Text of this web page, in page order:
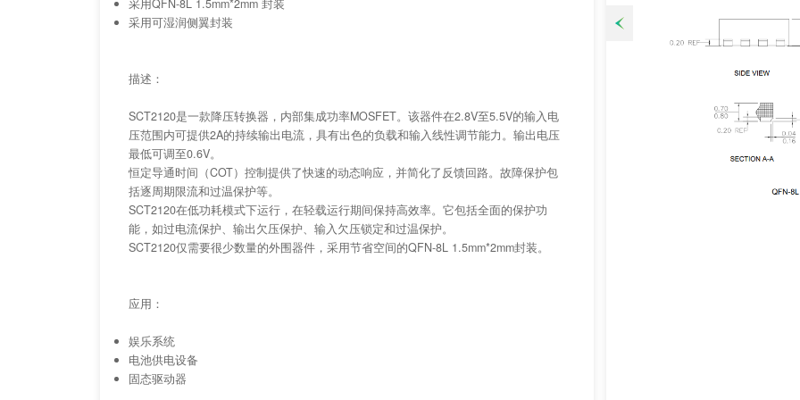
采用QFN-8L 1.5mm*2mm 封装
采用可湿润侧翼封装
描述：
SCT2120是一款降压转换器，内部集成功率MOSFET。该器件在2.8V至5.5V的输入电
压范围内可提供2A的持续输出电流，具有出色的负载和输入线性调节能力。输出电压
最低可调至0.6V。
恒定导通时间（COT）控制提供了快速的动态响应，并简化了反馈回路。故障保护包
括逐周期限流和过温保护等。
SCT2120在低功耗模式下运行，在轻载运行期间保持高效率。它包括全面的保护功
能，如过电流保护、输出欠压保护、输入欠压锁定和过温保护。
SCT2120仅需要很少数量的外围器件，采用节省空间的QFN-8L 1.5mm*2mm封装。
应用：
娱乐系统
电池供电设备
固态驱动器